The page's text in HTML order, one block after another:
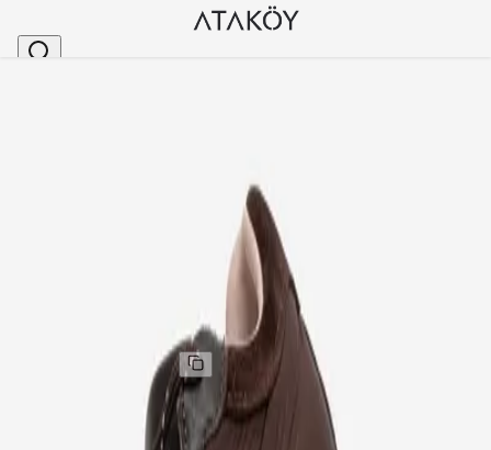
MON5157-14
Kadın Spor Ayakkabı Paraşüt Kahve
Kadın Spor Ayakkabı Paraşüt Kahve